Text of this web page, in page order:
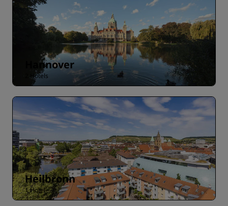
Hannover
2 Hotels
Heilbronn
1 Hotel